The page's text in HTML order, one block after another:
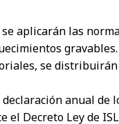
aplicarán las
se
anual de
Decreto Ley de